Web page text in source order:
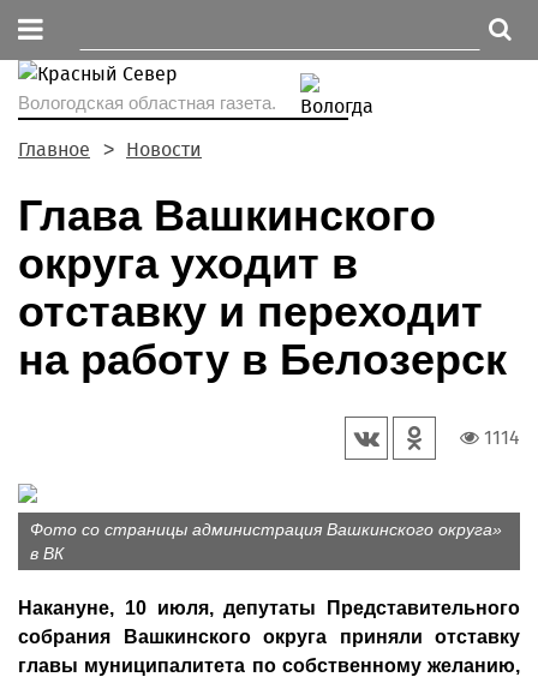
Вологодская областная газета.
Главное Новости
Глава Вашкинского
округа уходит в
отставку и переходит
на работу в Белозерск
1114
Фото со страницы администрация Вашкинского округа»
в ВК
Накануне, 10 июля, депутаты Представительного
собрания Вашкинского округа приняли отставку
главы муниципалитета по собственному желанию,